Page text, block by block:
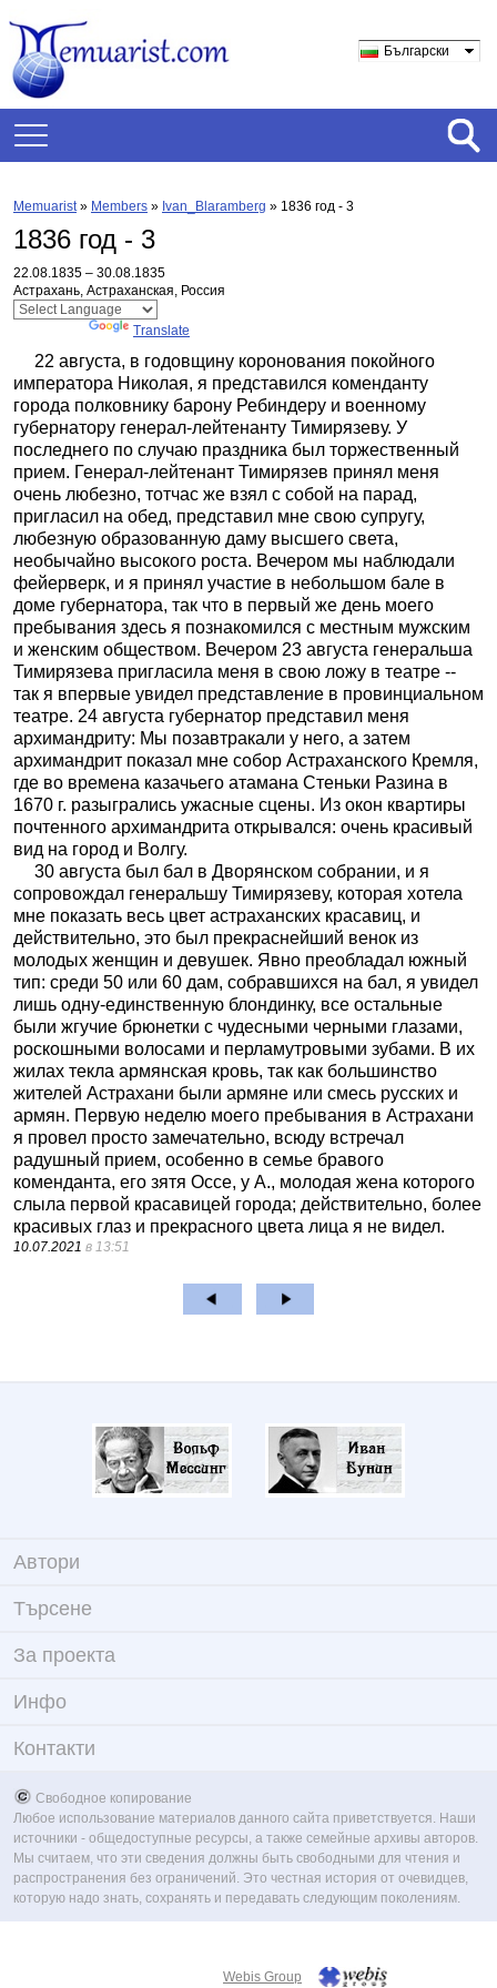
Български
Memuarist» Members » Ivan_Blaramberg » 1836 год - 3
1836 год - 3
22.08.1835 – 30.08.1835
Астрахань, Астраханская, Россия
Translate
22 августа, в годовщину коронования покойного
императора Николая, я представился коменданту
города полковнику барону Ребиндеру и военному
губернатору генерал-лейтенанту Тимирязеву. У
последнего по случаю праздника был торжественный
прием. Генерал-лейтенант Тимирязев принял меня
очень любезно, тотчас же взял с собой на парад,
пригласил на обед, представил мне свою супругу,
любезную образованную даму высшего света,
необычайно высокого роста. Вечером мы наблюдали
фейерверк, и я принял участие в небольшом бале в
доме губернатора, так что в первый же день моего
пребывания здесь я познакомился с местным мужским
и женским обществом. Вечером 23 августа генеральша
Тимирязева пригласила меня в свою ложу в театре --
так я впервые увидел представление в провинциальном
театре. 24 августа губернатор представил меня
архимандриту: Мы позавтракали у него, а затем
архимандрит показал мне собор Астраханского Кремля,
где во времена казачьего атамана Стеньки Разина в
1670 г. разыгрались ужасные сцены. Из окон квартиры
почтенного архимандрита открывался: очень красивый
вид на город и Волгу.
30 августа был бал в Дворянском собрании, и я
сопровождал генеральшу Тимирязеву, которая хотела
мне показать весь цвет астраханских красавиц, и
действительно, это был прекраснейший венок из
молодых женщин и девушек. Явно преобладал южный
тип: среди 50 или 60 дам, собравшихся на бал, я увидел
лишь одну-единственную блондинку, все остальные
были жгучие брюнетки с чудесными черными глазами,
роскошными волосами и перламутровыми зубами. В их
жилах текла армянская кровь, так как большинство
жителей Астрахани были армяне или смесь русских и
армян. Первую неделю моего пребывания в Астрахани
я провел просто замечательно, всюду встречал
радушный прием, особенно в семье бравого
коменданта, его зятя Оссе, у А., молодая жена которого
слыла первой красавицей города; действительно, более
красивых глаз и прекрасного цвета лица я не видел.
10.07.2021 в 13:51
Автори
Търсене
За проекта
Инфо
Контакти
Свободное копирование
Любое использование материалов данного сайта приветствуется. Наши
источники - общедоступные ресурсы, а также семейные архивы авторов.
Мы считаем, что эти сведения должны быть свободными для чтения и
распространения без ограничений. Это честная история от очевидцев,
которую надо знать, сохранять и передавать следующим поколениям.
Webis Group